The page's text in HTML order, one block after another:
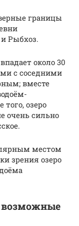
границы
Рыбхоз.
около 30
с соседними
вместе
озеро
очень сильно
местом
зрения озеро
возможные